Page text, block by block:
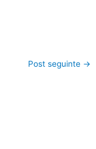
Post seguinte →